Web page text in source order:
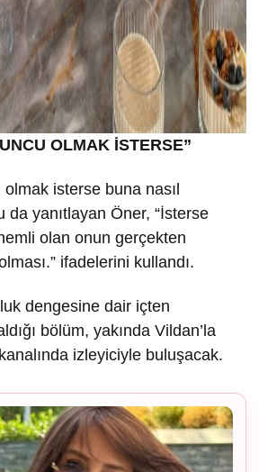
OLMAK İSTERSE”
olmak isterse buna nasıl
da yanıtlayan Öner, “İsterse
olan onun gerçekten
ifadelerini kullandı.
dengesine dair içten
bölüm, yakında Vildan’la
izleyiciyle buluşacak.